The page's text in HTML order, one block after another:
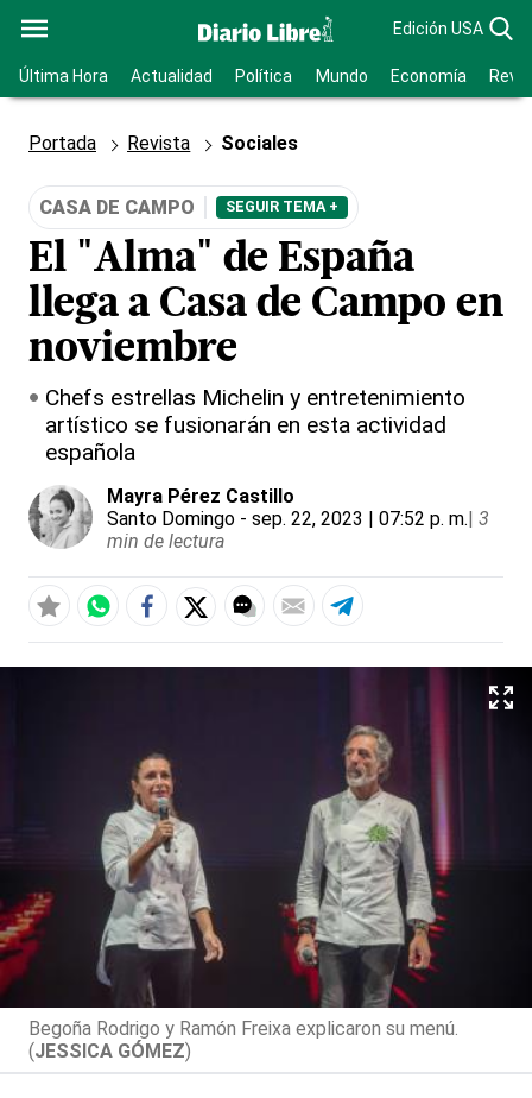
Edición USA
Última Hora Actualidad Política Mundo Economía
Portada Revista Sociales
CASA DE CAMPO SEGUIR TEMA +
El "Alma" de España
llega a Casa de Campo en
noviembre
Chefs estrellas Michelin y entretenimiento
artístico se fusionarán en esta actividad
española
Mayra Pérez Castillo
Santo Domingo - sep. 22, 2023 | 07:52 p. m.| 3
min de lectura
Begoña Rodrigo y Ramón Freixa explicaron su menú.
(JESSICA GÓMEZ)